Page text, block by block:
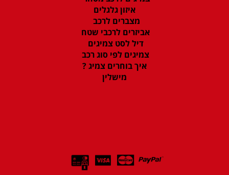
איזון גלגלים
מצברים לרכב
אביזרים לרכבי שטח
דיל לסט צמיגים
צמיגים לפי סוג רכב
איך בוחרים צמיג ?
מישלין